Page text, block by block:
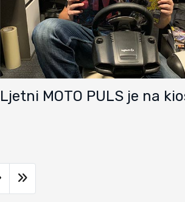
Ljetni MOTO PULS je na